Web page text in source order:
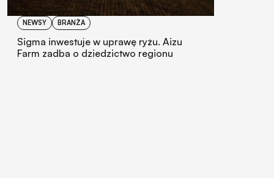
NEWSY BRANŻA
Sigma inwestuje w uprawę ryżu. Aizu
Farm zadba o dziedzictwo regionu